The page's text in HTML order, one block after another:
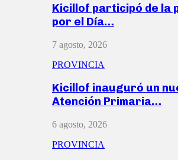
Kicillof participó de la
por el Día…
7 agosto, 2026
PROVINCIA
Kicillof inauguró un
Atención Primaria…
6 agosto, 2026
PROVINCIA